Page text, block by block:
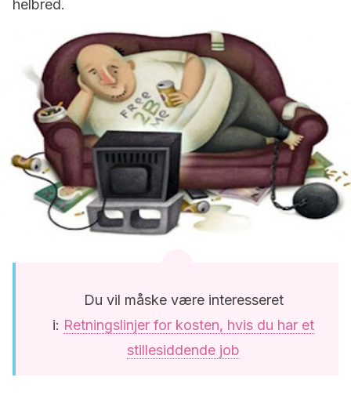
helbred.
Du vil måske være interesseret
i: Retningslinjer for kosten, hvis du har et
stillesiddende job